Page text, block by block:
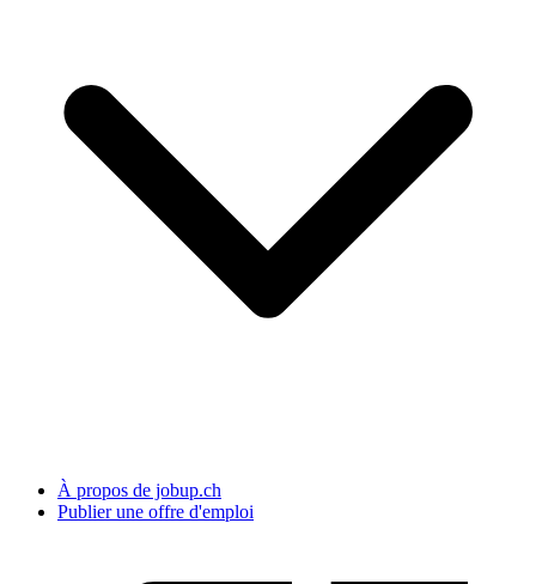
À propos de jobup.ch
Publier une offre d'emploi